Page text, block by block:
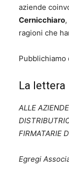
aziende
Cernicchiaro
ragioni che
La lettera
ALLE
FIRMATARIE
Egregi